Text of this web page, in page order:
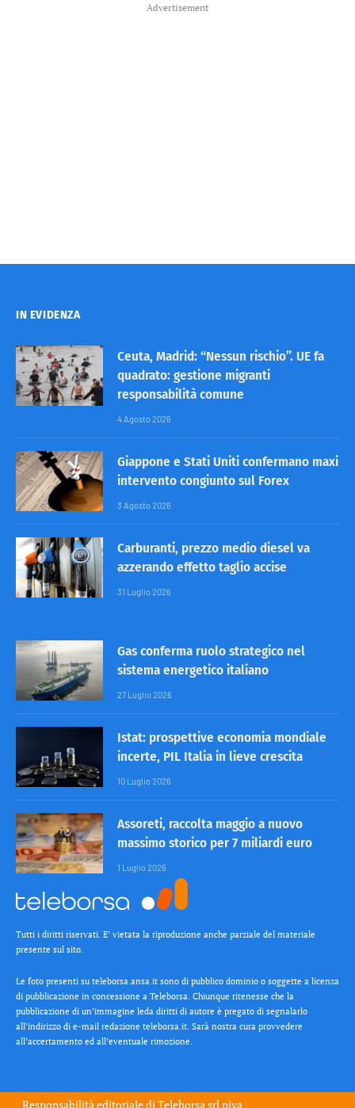
Advertisement
IN EVIDENZA
Ceuta, Madrid: “Nessun rischio”. UE fa
quadrato: gestione migranti
responsabilità comune
4 Agosto 2026
Giappone e Stati Uniti confermano maxi
intervento congiunto sul Forex
3 Agosto 2026
Carburanti, prezzo medio diesel va
azzerando effetto taglio accise
31 Luglio 2026
Gas conferma ruolo strategico nel
sistema energetico italiano
27 Luglio 2026
Istat: prospettive economia mondiale
incerte, PIL Italia in lieve crescita
10 Luglio 2026
Assoreti, raccolta maggio a nuovo
massimo storico per 7 miliardi euro
1 Luglio 2026
Tutti i diritti riservati. E’ vietata la riproduzione anche parziale del materiale
presente sul sito.
Le foto presenti su teleborsa.ansa.it sono di pubblico dominio o soggette a licenza
di pubblicazione in concessione a Teleborsa. Chiunque ritenesse che la
pubblicazione di un’immagine leda diritti di autore è pregato di segnalarlo
all’indirizzo di e-mail redazione teleborsa.it. Sarà nostra cura provvedere
all’accertamento ed all’eventuale rimozione.
Responsabilità editoriale diTeleborsa srl piva